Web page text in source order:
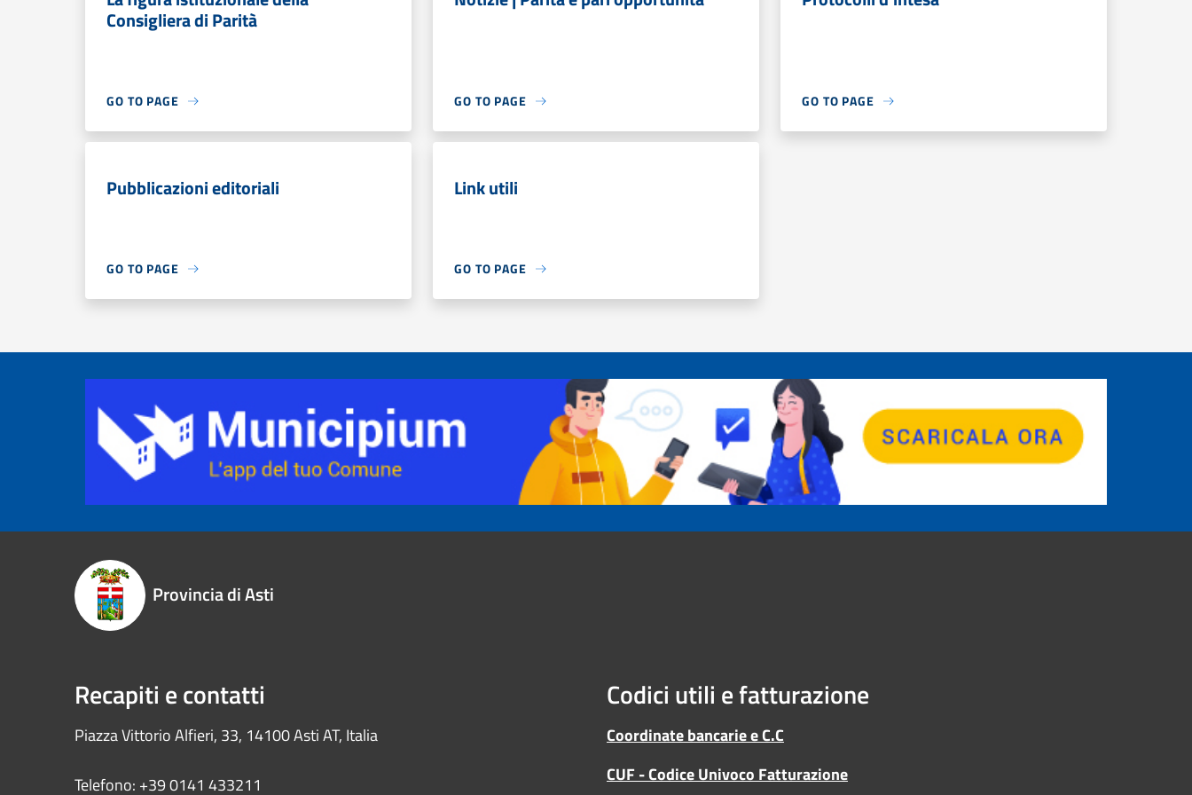
Consigliera di Parità
GO TO PAGE GO TO PAGE GO TO PAGE
Pubblicazioni editoriali
GO TO PAGE
Link utili
GO TO PAGE
Provincia di Asti
Recapiti e contatti
Piazza Vittorio Alfieri, 33, 14100 Asti AT, Italia
Telefono: +39 0141 433211
Codici utili e fatturazione
Coordinate bancarie e C.C
CUF - Codice Univoco Fatturazione